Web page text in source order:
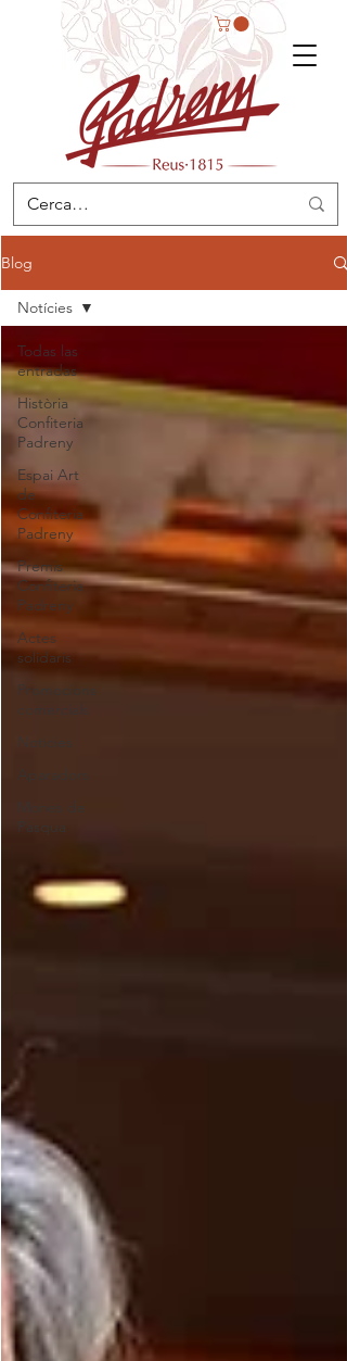
Blog
Todas las
entradas
Història
Confiteria
Padreny
Espai Art
de
Confiteria
Padreny
Premis
Confiteria
Padreny
Actes
solidaris
Promocions
Notícies